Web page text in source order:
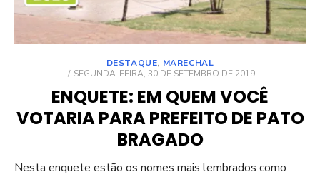
DESTAQUE, MARECHAL
POSTED
SEGUNDA-FEIRA, 30 DE SETEMBRO DE 2019
ENQUETE: EM QUEM VOCÊ
VOTARIA PARA PREFEITO DE PATO
BRAGADO
Nesta enquete estão os nomes mais lembrados como